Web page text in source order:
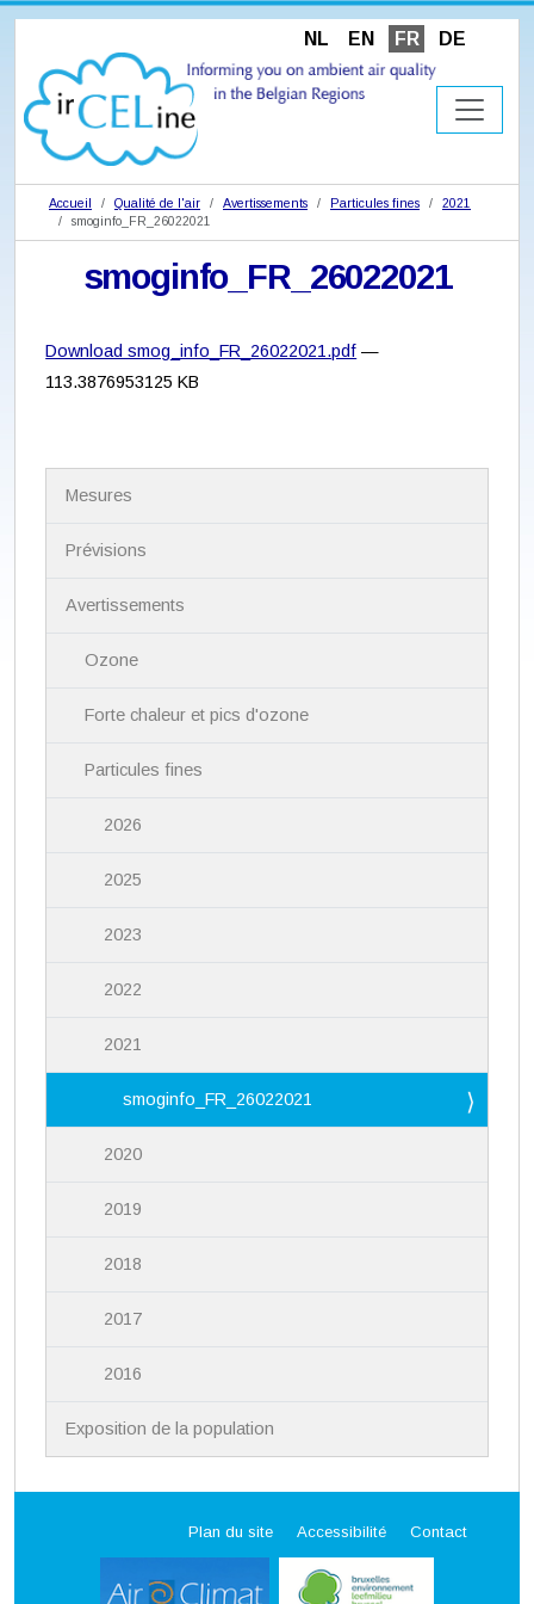
NL EN FR DE
Accueil Qualité de l'air Avertissements Particules fines
2021
smoginfo_FR_26022021
smoginfo_FR_26022021
Download smog_info_FR_26022021.pdf —
113.3876953125 KB
Mesures
Prévisions
Avertissements
Ozone
Forte chaleur et pics d'ozone
Particules fines
2026
2025
2023
2022
2021
smoginfo_FR_26022021
2020
2019
2018
2017
2016
Exposition de la population
Plan du site Accessibilité Contact